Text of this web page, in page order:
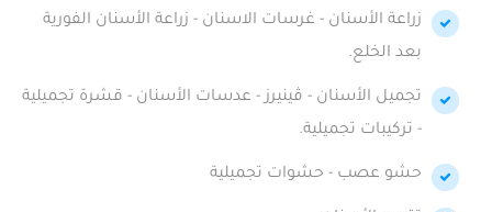
زراعة الأسنان - غرسات الاسنان - زراعة الأسنان الفورية
بعد الخلع.
تجميل الأسنان - ڤينيرز - عدسات الأسنان - قشرة تجميلية
- تركيبات تجميلية.
حشو عصب - حشوات تجميلية